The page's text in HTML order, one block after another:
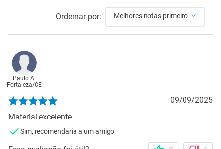
Ordernar por: Melhores notas primeiro
Paulo A.
Fortaleza/CE
09/09/2025
Material excelente.
Sim, recomendaria a um amigo